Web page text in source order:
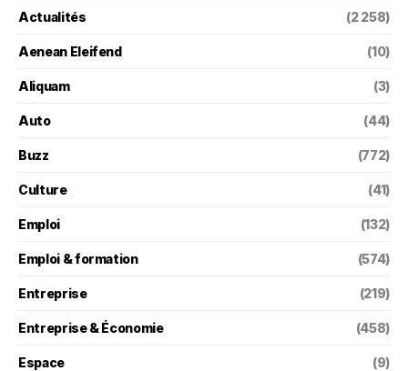
Actualités (2 258)
Aenean Eleifend (10)
Aliquam (3)
Auto (44)
Buzz (772)
Culture (41)
Emploi (132)
Emploi & formation (574)
Entreprise (219)
Entreprise & Économie (458)
Espace (9)